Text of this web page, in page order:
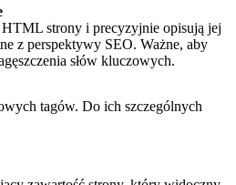
strony i precyzyjnie opisują jej
z perspektywy SEO. Ważne, aby
słów kluczowych.
tagów. Do ich szczególnych